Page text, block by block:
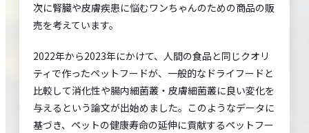
次に腎臓や皮膚疾患に悩むワンちゃんのための商品の販
売を考えています。
2022年から2023年にかけて、人間の食品と同じクオリ
ティで作ったペットフードが、一般的なドライフードと
比較して消化性や腸内細菌叢・皮膚細菌叢に良い変化を
与えるという論文が出始めました。このようなデータに
基づき、ペットの健康寿命の延伸に貢献するペットフー